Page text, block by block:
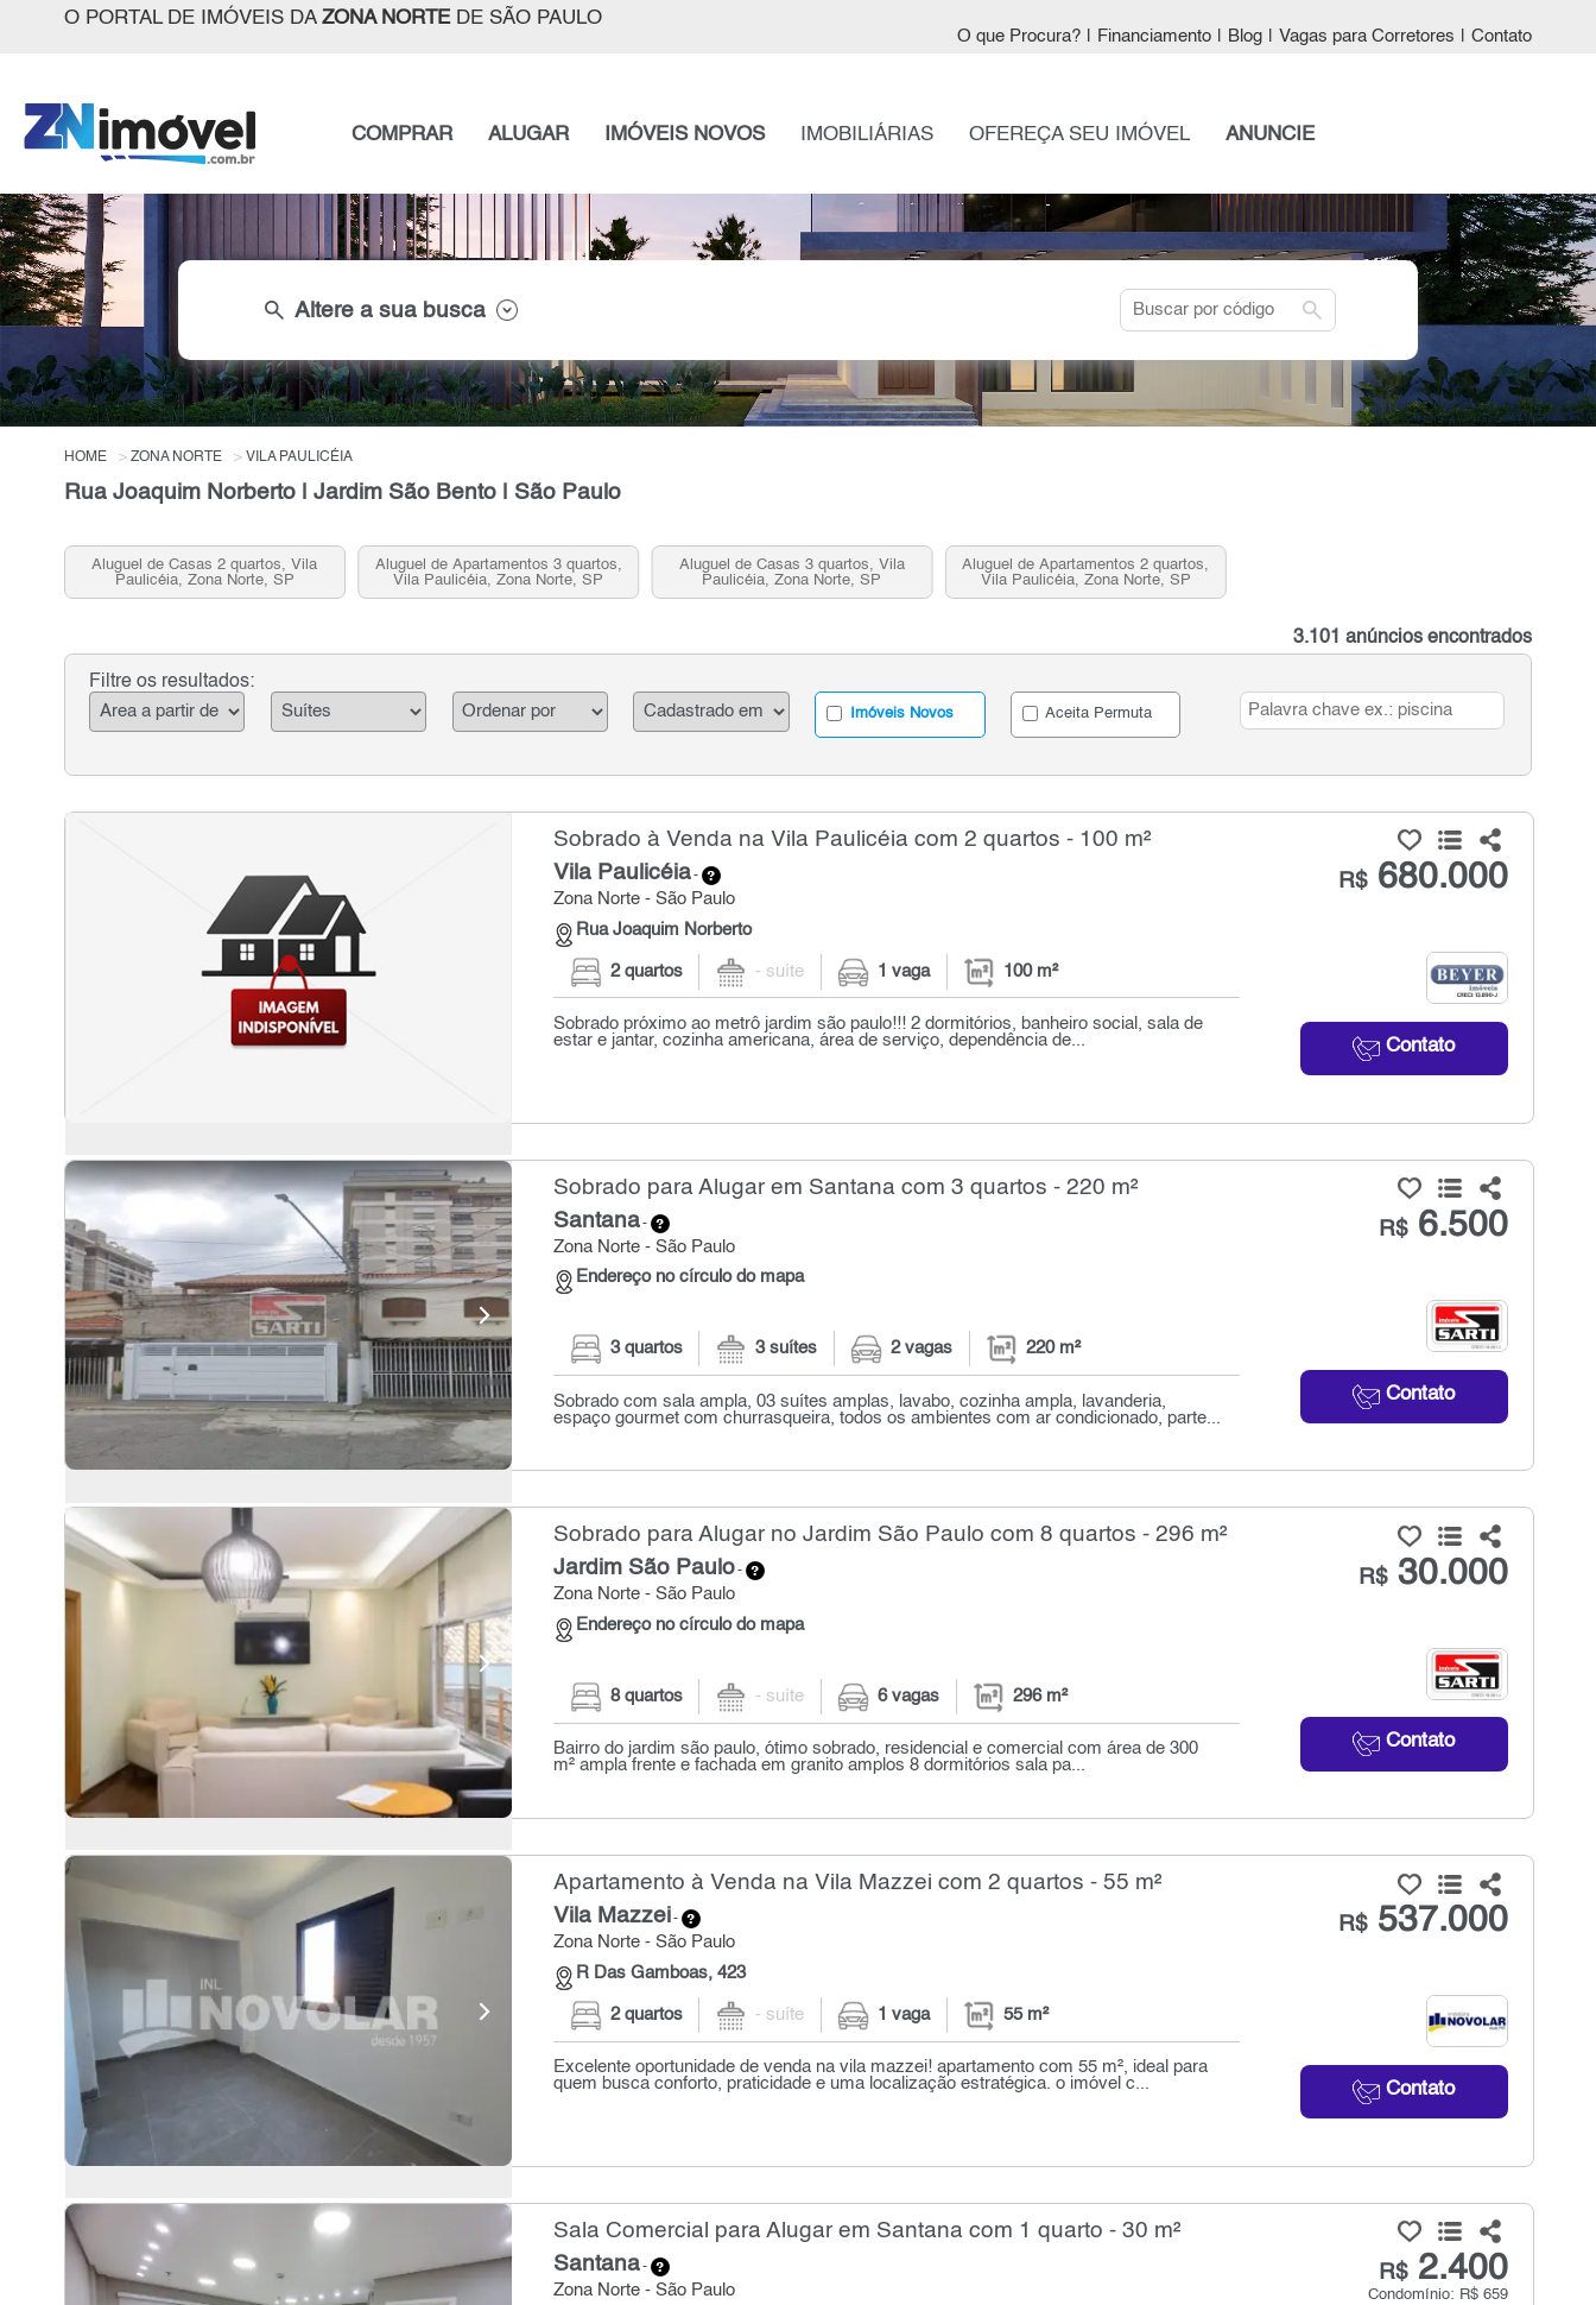
O PORTAL DE IMÓVEIS DA ZONA NORTEDE SÃO PAULO
O que Procura? Financiamento Blog Vagas para Corretores Contato
COMPRAR ALUGAR IMÓVEIS NOVOS IMOBILIÁRIAS OFEREÇA SEU IMÓVEL ANUNCIE
search Altere a sua busca search
HOME ZONA NORTE VILA PAULICÉIA
Rua Joaquim Norberto | Jardim São Bento | São Paulo
Aluguel de Casas 2 quartos, Vila
Paulicéia, Zona Norte, SP
Aluguel de Apartamentos 3 quartos,
Vila Paulicéia, Zona Norte, SP
Aluguel de Casas 3 quartos, Vila
Paulicéia, Zona Norte, SP
Aluguel de Apartamentos 2 quartos,
Vila Paulicéia, Zona Norte, SP
3.101 anúncios encontrados
Filtre os resultados:
Imóveis Novos Aceita Permuta
Sobrado à Venda na Vila Paulicéia com 2 quartos - 100 m²
Vila Paulicéia-
Zona Norte - São Paulo
Rua Joaquim Norberto
R$680.000
Contato
2 quartos - suíte 1 vaga 100 m²
Sobrado próximo ao metrô jardim são paulo!!! 2 dormitórios, banheiro social, sala de
estar e jantar, cozinha americana, área de serviço, dependência de...
Sobrado para Alugar em Santana com 3 quartos - 220 m²
Santana-
Zona Norte - São Paulo
Endereço no círculo do mapa
R$6.500
Contato
3 quartos 3 suítes 2 vagas 220 m²
Sobrado com sala ampla, 03 suítes amplas, lavabo, cozinha ampla, lavanderia,
espaço gourmet com churrasqueira, todos os ambientes com ar condicionado, parte...
Sobrado para Alugar no Jardim São Paulo com 8 quartos - 296 m²
Jardim São Paulo-
Zona Norte - São Paulo
Endereço no círculo do mapa
R$30.000
Contato
8 quartos - suíte 6 vagas 296 m²
Bairro do jardim são paulo, ótimo sobrado, residencial e comercial com área de 300
m² ampla frente e fachada em granito amplos 8 dormitórios sala pa...
Apartamento à Venda na Vila Mazzei com 2 quartos - 55 m²
Vila Mazzei-
Zona Norte - São Paulo
R Das Gamboas, 423
R$537.000
Contato
2 quartos - suíte 1 vaga 55 m²
Excelente oportunidade de venda na vila mazzei! apartamento com 55 m², ideal para
quem busca conforto, praticidade e uma localização estratégica. o imóvel c...
Sala Comercial para Alugar em Santana com 1 quarto - 30 m²
Santana-
Zona Norte - São Paulo
R$2.400
Condomínio: R$ 659